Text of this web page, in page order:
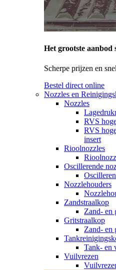
Het grootste aanbod
Scherpe prijzen en
Bestel direct online
Nozzles en
Nozzles
RVS
RVS
insert
Rioolnozzles
Oscillerende
Nozzlehouders
Zandstraalkop
Zand- en
Gritstraalkop
Zand- en
Tank- en
Vuilvrezen